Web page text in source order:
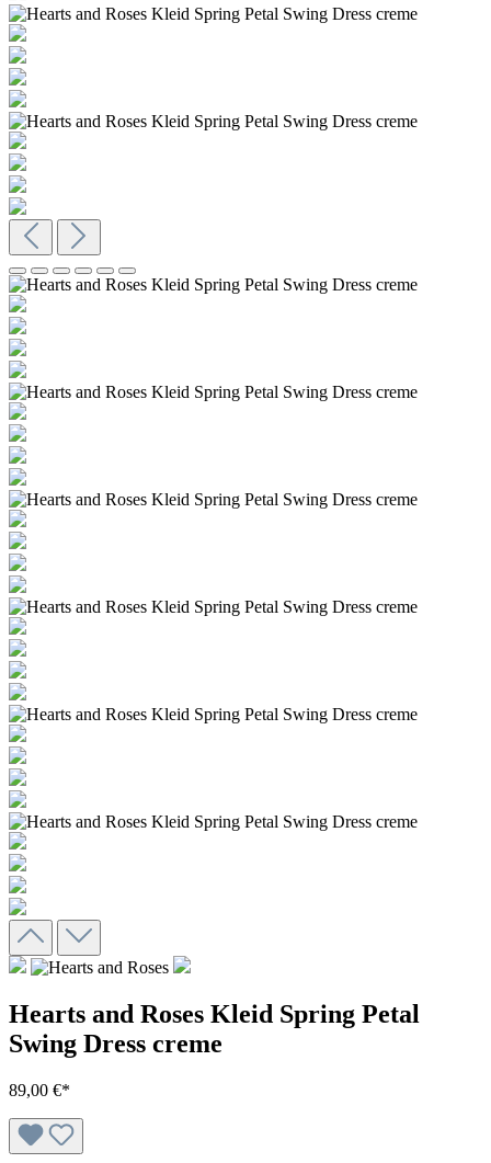
Hearts and Roses Kleid Spring Petal
Swing Dress creme
89,00 €*